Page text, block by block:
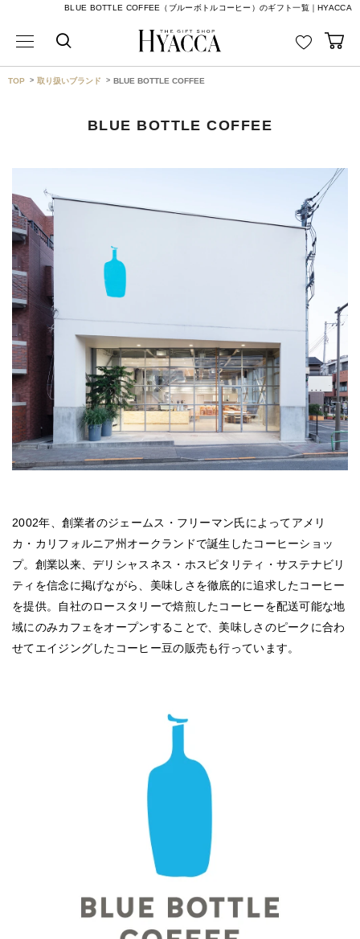
BLUE BOTTLE COFFEE（ブルーボトルコーヒー）のギフト一覧｜HYACCA
TOP 取り扱いブランド BLUE BOTTLE COFFEE
BLUE BOTTLE COFFEE
2002年、創業者のジェームス・フリーマン氏によってアメリ
カ・カリフォルニア州オークランドで誕生したコーヒーショッ
プ。創業以来、デリシャスネス・ホスピタリティ・サステナビリ
ティを信念に掲げながら、美味しさを徹底的に追求したコーヒー
を提供。自社のロースタリーで焙煎したコーヒーを配送可能な地
域にのみカフェをオープンすることで、美味しさのピークに合わ
せてエイジングしたコーヒー豆の販売も行っています。